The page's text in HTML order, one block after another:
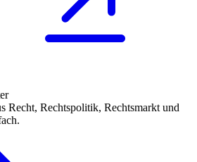
Recht, Rechtspolitik, Rechtsmarkt und